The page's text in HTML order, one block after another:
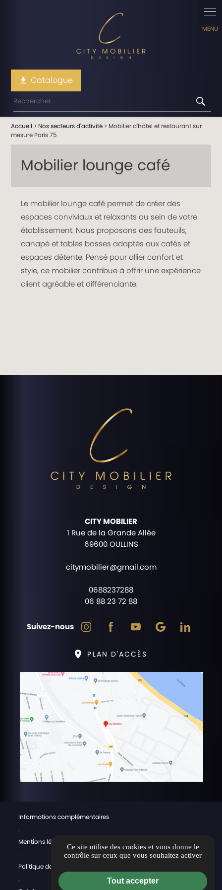
file_download Catalogue
Accueil > Nos secteurs d'activité > Mobilier d'hôtel et restaurant sur
mesure Paris 75
Mobilier lounge café
Le mobilier lounge café permet de créer des
espaces conviviaux et relaxants au sein de votre
établissement. Nous proposons des fauteuils,
canapé et tables basses adaptés aux cafés et
espaces détente. Pensé pour allier confort et
style, ce mobilier contribue à offrir une expérience
client agréable et différenciante.
CITY MOBILIER
1 Rue de la Grande Allée
69600 OULLINS
citymobilier@gmail.com
0688237288
06 88 23 72 88
Suivez-nous
PLAN D'ACCÈS
Informations complémentaires
.
Mentions légales
.
Politique de confidentialité & CGV
.
Ce site utilise des cookies et vous donne le
contrôle sur ceux que vous souhaitez activer
Tout accepter